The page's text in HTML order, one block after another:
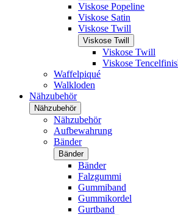
Viskose Popeline
Viskose Satin
Viskose Twill
Viskose Twill
Viskose Twill
Viskose
Waffelpiqué
Walkloden
Nähzubehör
Nähzubehör
Nähzubehör
Aufbewahrung
Bänder
Bänder
Bänder
Falzgummi
Gummiband
Gummikordel
Gurtband